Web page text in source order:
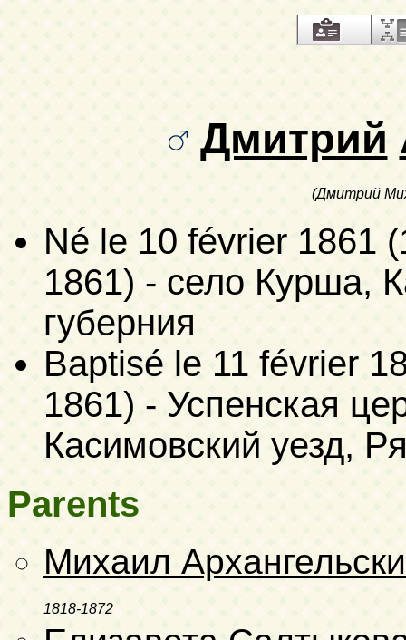
Дмитрий
(Дмитрий
Né le 10 février 1861
1861) - село Курша,
губерния
Baptisé le 11 février
1861) - Успенская
Касимовский уезд,
Parents
Михаил
1818-1872